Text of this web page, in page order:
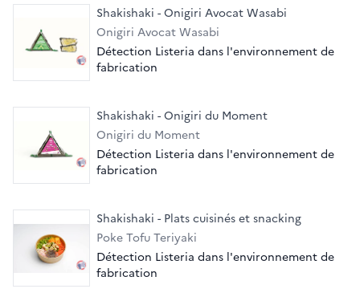
Shakishaki - Onigiri Avocat Wasabi
Onigiri Avocat Wasabi
Détection Listeria dans l'environnement de
fabrication
Shakishaki - Onigiri du Moment
Onigiri du Moment
Détection Listeria dans l'environnement de
fabrication
Shakishaki - Plats cuisinés et snacking
Poke Tofu Teriyaki
Détection Listeria dans l'environnement de
fabrication